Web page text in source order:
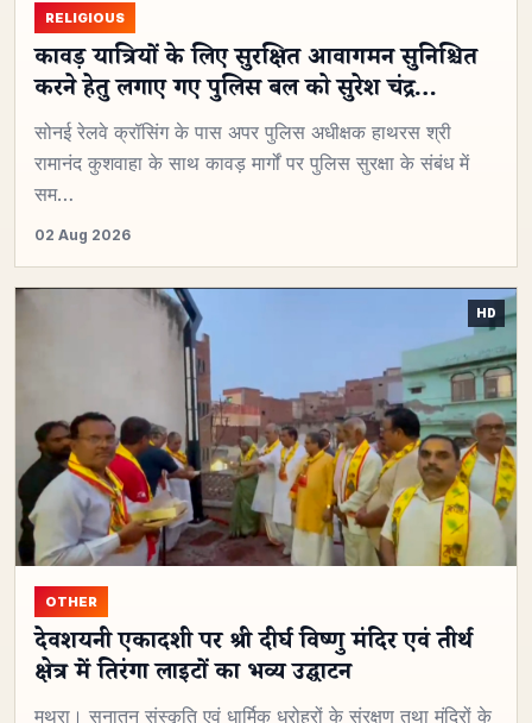
RELIGIOUS
कावड़ यात्रियों के लिए सुरक्षित आवागमन सुनिश्चित
करने हेतु लगाए गए पुलिस बल को सुरेश चंद्र…
सोनई रेलवे क्रॉसिंग के पास अपर पुलिस अधीक्षक हाथरस श्री
रामानंद कुशवाहा के साथ कावड़ मार्गों पर पुलिस सुरक्षा के संबंध में
सम…
02 Aug 2026
OTHER
देवशयनी एकादशी पर श्री दीर्घ विष्णु मंदिर एवं तीर्थ
क्षेत्र में तिरंगा लाइटों का भव्य उद्घाटन
मथुरा। सनातन संस्कृति एवं धार्मिक धरोहरों के संरक्षण तथा मंदिरों के